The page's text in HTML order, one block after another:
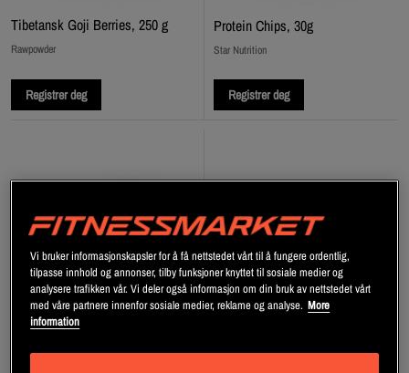
Tibetansk Goji Berries, 250 g
Rawpowder
Registrer deg
Protein Chips, 30g
Star Nutrition
Registrer deg
Vi bruker informasjonskapsler for å få nettstedet vårt til å fungere ordentlig,
tilpasse innhold og annonser, tilby funksjoner knyttet til sosiale medier og
analysere trafikken vår. Vi deler også informasjon om din bruk av nettstedet vårt
med våre partnere innenfor sosiale medier, reklame og analyse. More
information